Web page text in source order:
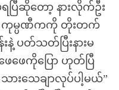
ပြီဆိုတော့ နားလိုက်ဦး
း ကုမ္ပဏီကကို တိုးတက်
ပတ်သတ်ပြီးနားမ
ေကိုပြော ဟုတ်ပြီ
ားသေချာလုပ်ပါ့မယ်”